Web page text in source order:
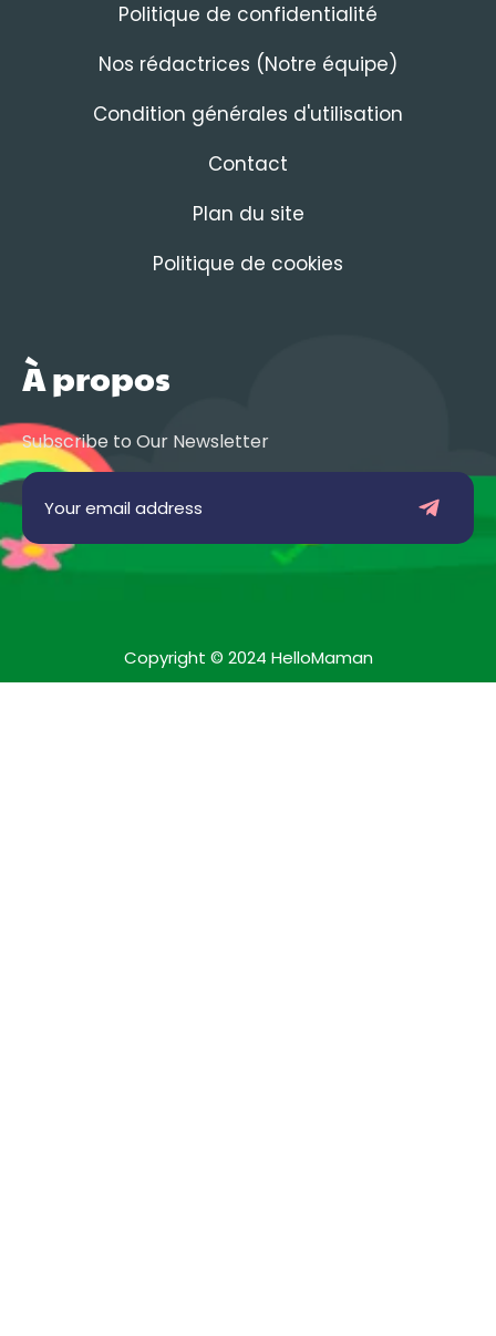
Politique de confidentialité
Nos rédactrices (Notre équipe)
Condition générales d'utilisation
Contact
Plan du site
Politique de cookies
À propos
Subscribe to Our Newsletter
Copyright © 2024 HelloMaman